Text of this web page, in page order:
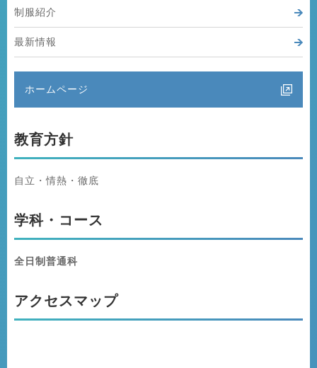
制服紹介
最新情報
ホームページ
教育方針
自立・情熱・徹底
学科・コース
全日制普通科
アクセスマップ